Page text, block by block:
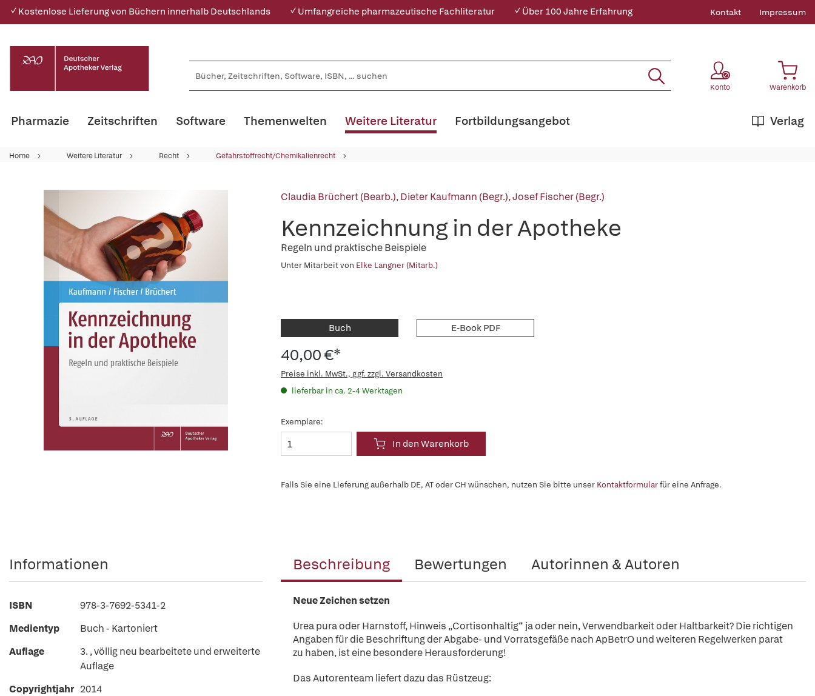
✓ Kostenlose Lieferung von Büchern innerhalb Deutschlands ✓ Umfangreiche pharmazeutische Fachliteratur ✓ Über 100 Jahre Erfahrung Kontakt Impressum
Konto Warenkorb
Pharmazie Zeitschriften Software Themenwelten Weitere Literatur Verlag
Fortbildungsangebot
Home Weitere Literatur Recht Gefahrstoffrecht/Chemikalienrecht
Claudia Brüchert (Bearb.),Dieter Kaufmann (Begr.),Josef Fischer (Begr.)
Kennzeichnung in der Apotheke
Regeln und praktische Beispiele
Unter Mitarbeit von Elke Langner (Mitarb.)
Buch E-Book PDF
40,00 €*
Preise inkl. MwSt., ggf. zzgl. Versandkosten
lieferbar in ca. 2-4 Werktagen
Exemplare:
In den Warenkorb
Falls Sie eine Lieferung außerhalb DE, AT oder CH wünschen, nutzen Sie bitte unser Kontaktformularfür eine Anfrage.
Beschreibung Bewertungen Autorinnen & Autoren
Neue Zeichen setzen
Urea pura oder Harnstoff, Hinweis „Cortisonhaltig“ ja oder nein, Verwendbarkeit oder Haltbarkeit? Die richtigen
Angaben für die Beschriftung der Abgabe- und Vorratsgefäße nach ApBetrO und weiteren Regelwerken parat
zu haben, ist eine besondere Herausforderung!
Das Autorenteam liefert dazu das Rüstzeug:
Informationen
ISBN
978-3-7692-5341-2
Medientyp
Buch - Kartoniert
Auflage
3. , völlig neu bearbeitete und erweiterte
Auflage
Copyrightjahr 2014